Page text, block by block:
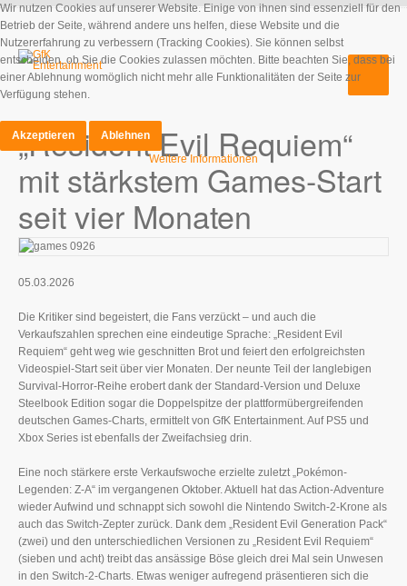
„Resident Evil Requiem“
mit stärkstem Games-Start
seit vier Monaten
05.03.2026
Die Kritiker sind begeistert, die Fans verzückt – und auch die
Verkaufszahlen sprechen eine eindeutige Sprache: „Resident Evil
Requiem“ geht weg wie geschnitten Brot und feiert den erfolgreichsten
Videospiel-Start seit über vier Monaten. Der neunte Teil der langlebigen
Survival-Horror-Reihe erobert dank der Standard-Version und Deluxe
Steelbook Edition sogar die Doppelspitze der plattformübergreifenden
deutschen Games-Charts, ermittelt von GfK Entertainment. Auf PS5 und
Xbox Series ist ebenfalls der Zweifachsieg drin.
Eine noch stärkere erste Verkaufswoche erzielte zuletzt „Pokémon-
Legenden: Z-A“ im vergangenen Oktober. Aktuell hat das Action-Adventure
wieder Aufwind und schnappt sich sowohl die Nintendo Switch-2-Krone als
auch das Switch-Zepter zurück. Dank dem „Resident Evil Generation Pack“
(zwei) und den unterschiedlichen Versionen zu „Resident Evil Requiem“
(sieben und acht) treibt das ansässige Böse gleich drei Mal sein Unwesen
in den Switch-2-Charts. Etwas weniger aufregend präsentieren sich die
Wir nutzen Cookies auf unserer Website. Einige von ihnen sind essenziell für den
Betrieb der Seite, während andere uns helfen, diese Website und die
Nutzererfahrung zu verbessern (Tracking Cookies). Sie können selbst
entscheiden, ob Sie die Cookies zulassen möchten. Bitte beachten Sie, dass bei
einer Ablehnung womöglich nicht mehr alle Funktionalitäten der Seite zur
Verfügung stehen.
Akzeptieren
Ablehnen
Weitere Informationen